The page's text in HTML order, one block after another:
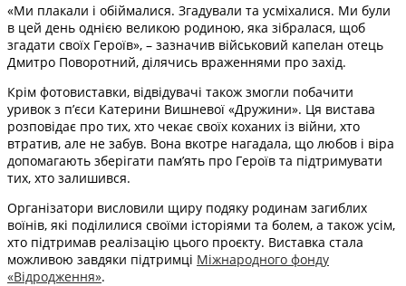
«Ми плакали і обіймалися. Згадували та усміхалися. Ми були
в цей день однією великою родиною, яка зібралася, щоб
згадати своїх Героїв», – зазначив військовий капелан отець
Дмитро Поворотний, ділячись враженнями про захід.
Крім фотовиставки, відвідувачі також змогли побачити
уривок з п’єси Катерини Вишневої «Дружини». Ця вистава
розповідає про тих, хто чекає своїх коханих із війни, хто
втратив, але не забув. Вона вкотре нагадала, що любов і віра
допомагають зберігати пам’ять про Героїв та підтримувати
тих, хто залишився.
Організатори висловили щиру подяку родинам загиблих
воїнів, які поділилися своїми історіями та болем, а також усім,
хто підтримав реалізацію цього проєкту. Виставка стала
можливою завдяки підтримці Міжнародного фонду
«Відродження».